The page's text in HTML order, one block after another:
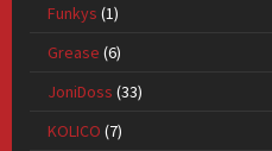
Funkys (1)
Grease (6)
JoniDoss (33)
KOLICO (7)